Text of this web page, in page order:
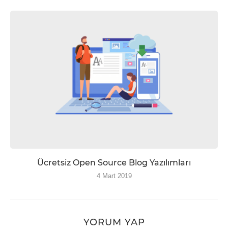
Ücretsiz Open Source Blog Yazılımları
4 Mart 2019
YORUM YAP